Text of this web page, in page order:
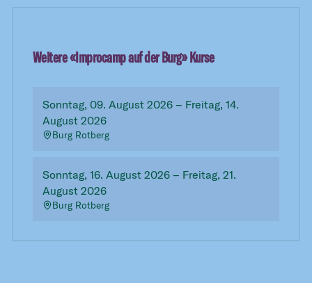
Weitere «Improcamp auf der Burg» Kurse
Sonntag, 09. August 2026 – Freitag, 14.
August 2026
Burg Rotberg
Sonntag, 16. August 2026 – Freitag, 21.
August 2026
Burg Rotberg